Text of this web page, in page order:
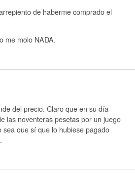
de haberme comprado el
me molo NADA.
del precio. Claro que en su día
las noventeras pesetas por un juego
sea que sí que lo hubiese pagado